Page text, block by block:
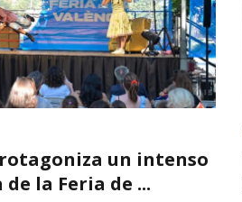
un intenso
la Feria de ...